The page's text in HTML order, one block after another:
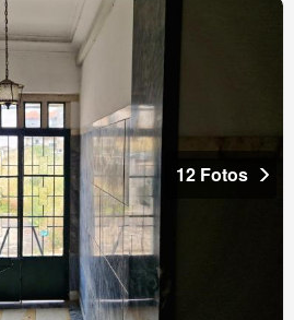
12 Fotos